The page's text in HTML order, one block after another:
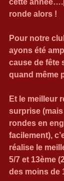
cette
ronde alors !
Pour notre
ayons été
cause de fête
quand même
Et le meilleur
surprise (mais
rondes en
facilement),
réalise le
5/7 et 13ème
des moins de